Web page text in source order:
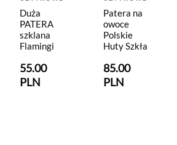
Duża
PATERA
szklana
Flamingi
55.00
PLN
Patera na
owoce
Polskie
Huty Szkła
85.00
PLN